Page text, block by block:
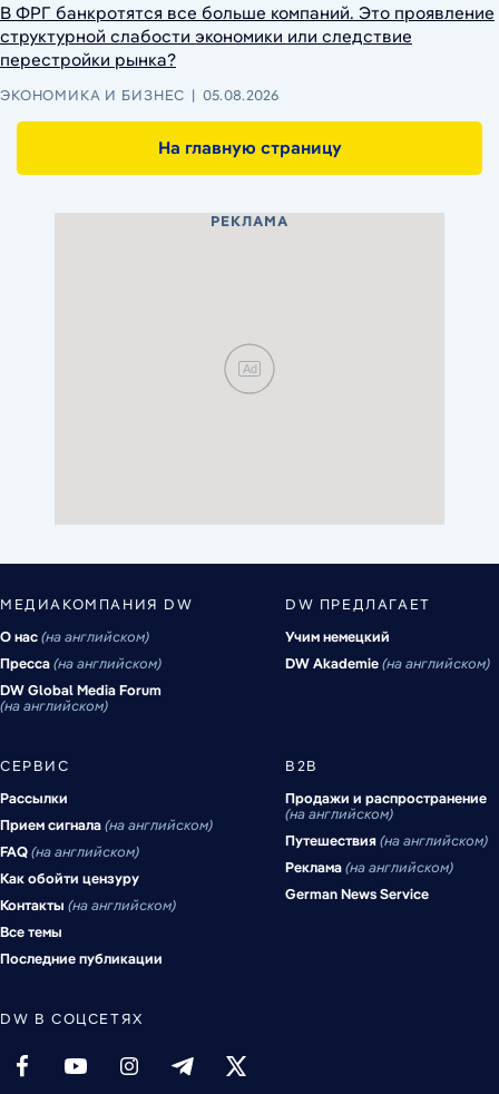
В ФРГ банкротятся все больше компаний. Это проявление
структурной слабости экономики или следствие
перестройки рынка?
ЭКОНОМИКА И БИЗНЕС 05.08.2026
На главную страницу
РЕКЛАМА
Ad
МЕДИАКОМПАНИЯ DW
О нас на английском
Пресса на английском
DW Global Media Forum
на английском
DW ПРЕДЛАГАЕТ
Учим немецкий
DW Akademie на английском
СЕРВИС
Рассылки
Прием сигнала на английском
FAQ на английском
Как обойти цензуру
Контакты на английском
Все темы
Последние публикации
B2B
Продажи и распространение
на английском
Путешествия на английском
Реклама на английском
German News Service
DW В СОЦСЕТЯХ